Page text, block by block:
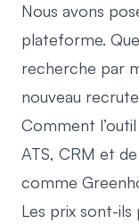
Nous avons
plateforme.
recherche par
nouveau
Comment
ATS, CRM et
comme
Les prix sont-ils